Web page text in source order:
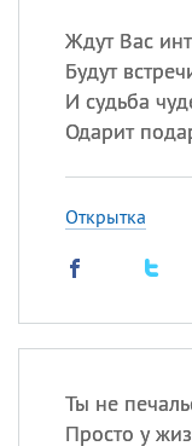
Ждут Вас
Будут
И судьба
Одарит
Открытка
Ты не
Просто у